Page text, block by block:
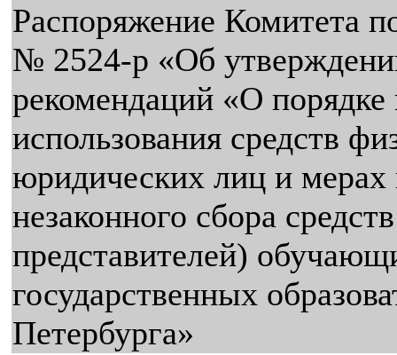
Распоряжение Комитета
№ 2524-р «Об
рекомендаций «О порядке
использования средств
юридических лиц и
незаконного сбора
представителей)
государственных
Петербурга»